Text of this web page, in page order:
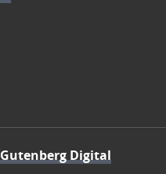
Gutenberg Digital